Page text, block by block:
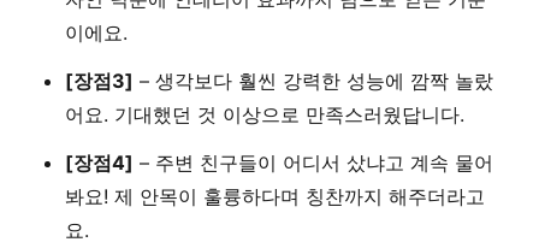
이에요.
[장점3] – 생각보다 훨씬 강력한 성능에 깜짝 놀랐
어요. 기대했던 것 이상으로 만족스러웠답니다.
[장점4] – 주변 친구들이 어디서 샀냐고 계속 물어
봐요! 제 안목이 훌륭하다며 칭찬까지 해주더라고
요.